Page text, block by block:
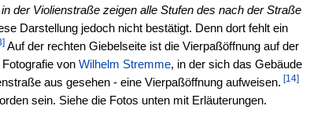
der Violienstraße zeigen alle Stufen des nach der Straße
Darstellung jedoch nicht bestätigt. Denn dort fehlt ein
Auf der rechten Giebelseite ist die Vierpaßöffnung auf der
Fotografie vonWilhelm Stremme, in der sich das Gebäude
aus gesehen - eine Vierpaßöffnung aufweisen. [14]
sein. Siehe die Fotos unten mit Erläuterungen.